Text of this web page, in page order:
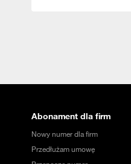
Abonament dla firm
Nowy numer dla firm
Przedłużam umowę